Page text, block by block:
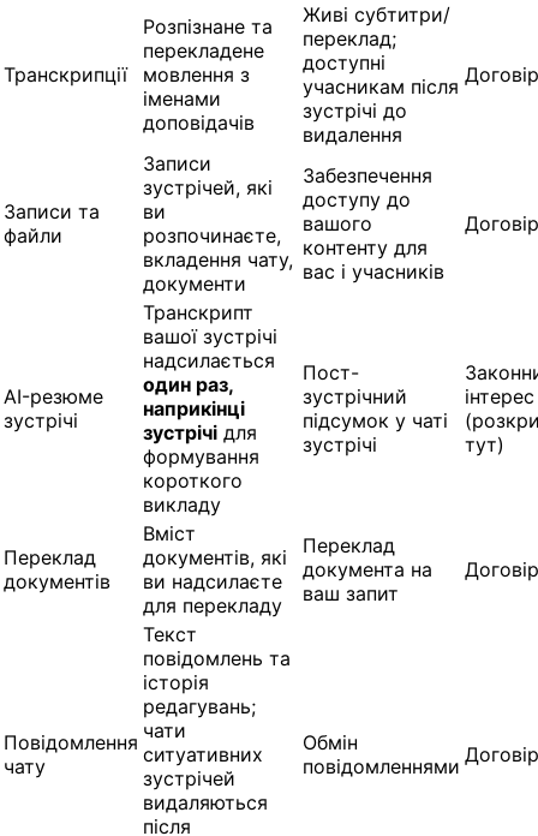
Транскрипції
Розпізнане та
перекладене
мовлення з
іменами
доповідачів
Живі субтитри/
переклад;
доступні
учасникам після
зустрічі до
видалення
Договір
Записи та
файли
Записи
зустрічей, які
ви
розпочинаєте,
вкладення чату,
документи
Забезпечення
доступу до
вашого
контенту для
вас і учасників
Договір
AI-резюме
зустрічі
Транскрипт
вашої зустрічі
надсилається
один раз,
наприкінці
зустрічі для
формування
короткого
викладу
Пост-
зустрічний
підсумок у чаті
зустрічі
інтерес
тут)
Переклад
документів
Вміст
документів, які
ви надсилаєте
для перекладу
Переклад
документа на
ваш запит
Договір
Повідомлення
чату
Текст
повідомлень та
історія
редагувань;
чати
ситуативних
зустрічей
видаляються
після
Обмін
повідомленнями Договір